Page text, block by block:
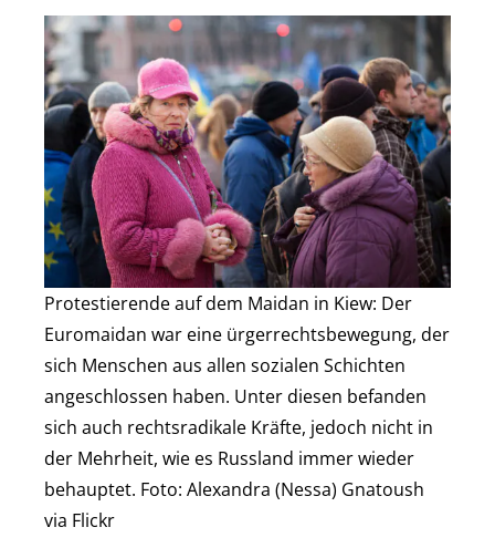
Protestierende auf dem Maidan in Kiew: Der
Euromaidan war eine ürgerrechtsbewegung, der
sich Menschen aus allen sozialen Schichten
angeschlossen haben. Unter diesen befanden
sich auch rechtsradikale Kräfte, jedoch nicht in
der Mehrheit, wie es Russland immer wieder
behauptet. Foto: Alexandra (Nessa) Gnatoush
via Flickr